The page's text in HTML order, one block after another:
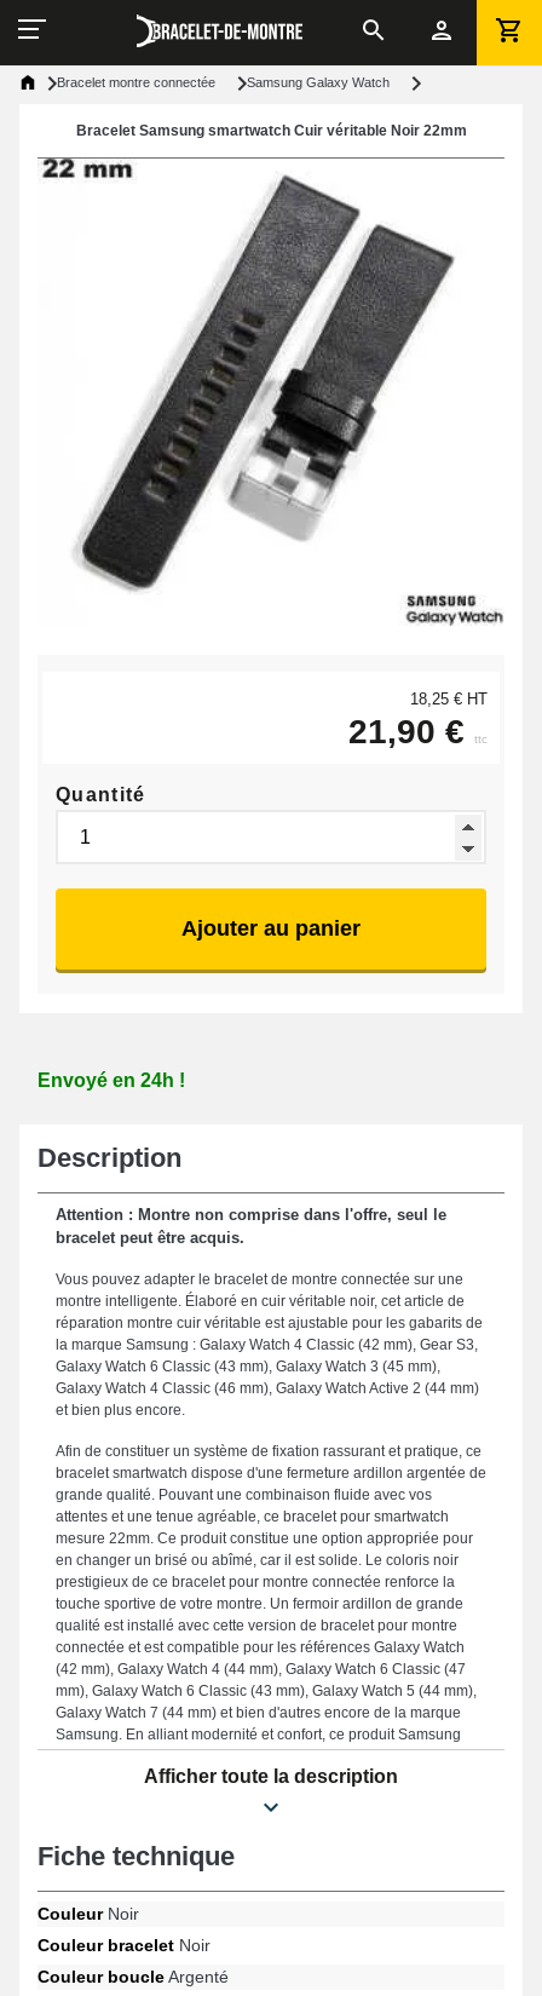
Bracelet montre connectée Samsung Galaxy Watch
Bracelet Samsung smartwatch Cuir véritable Noir 22mm
18,25 € HT
21,90 € ttc
Quantité
Ajouter au panier
Envoyé en 24h !
Description
Attention : Montre non comprise dans l'offre, seul le
bracelet peut être acquis.
Vous pouvez adapter le bracelet de montre connectée sur une
montre intelligente. Élaboré en cuir véritable noir, cet article de
réparation montre cuir véritable est ajustable pour les gabarits de
la marque Samsung : Galaxy Watch 4 Classic (42 mm), Gear S3,
Galaxy Watch 6 Classic (43 mm), Galaxy Watch 3 (45 mm),
Galaxy Watch 4 Classic (46 mm), Galaxy Watch Active 2 (44 mm)
et bien plus encore.
Afin de constituer un système de fixation rassurant et pratique, ce
bracelet smartwatch dispose d'une fermeture ardillon argentée de
grande qualité. Pouvant une combinaison fluide avec vos
attentes et une tenue agréable, ce bracelet pour smartwatch
mesure 22mm. Ce produit constitue une option appropriée pour
en changer un brisé ou abîmé, car il est solide. Le coloris noir
prestigieux de ce bracelet pour montre connectée renforce la
touche sportive de votre montre. Un fermoir ardillon de grande
qualité est installé avec cette version de bracelet pour montre
connectée et est compatible pour les références Galaxy Watch
(42 mm), Galaxy Watch 4 (44 mm), Galaxy Watch 6 Classic (47
mm), Galaxy Watch 6 Classic (43 mm), Galaxy Watch 5 (44 mm),
Galaxy Watch 7 (44 mm) et bien d'autres encore de la marque
Samsung. En alliant modernité et confort, ce produit Samsung
tout en proposant un port ergonomique.
Afficher toute la description
Fiche technique
CouleurNoir
Couleur bracelet Noir
Couleur boucleArgenté